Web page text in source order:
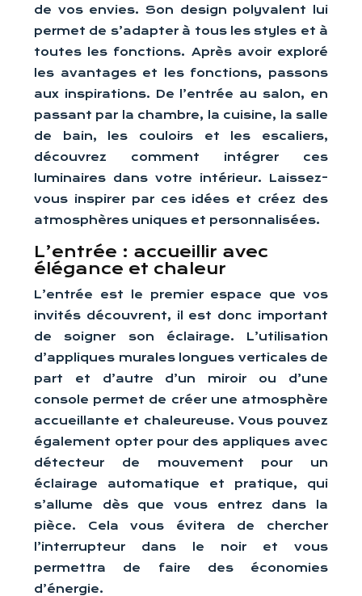
de vos envies. Son design polyvalent lui
permet de s’adapter à tous les styles et à
toutes les fonctions. Après avoir exploré
les avantages et les fonctions, passons
aux inspirations. De l’entrée au salon, en
passant par la chambre, la cuisine, la salle
de bain, les couloirs et les escaliers,
découvrez comment intégrer ces
luminaires dans votre intérieur. Laissez-
vous inspirer par ces idées et créez des
atmosphères uniques et personnalisées.
L’entrée : accueillir avec
élégance et chaleur
L’entrée est le premier espace que vos
invités découvrent, il est donc important
de soigner son éclairage. L’utilisation
d’appliques murales longues verticales de
part et d’autre d’un miroir ou d’une
console permet de créer une atmosphère
accueillante et chaleureuse. Vous pouvez
également opter pour des appliques avec
détecteur de mouvement pour un
éclairage automatique et pratique, qui
s’allume dès que vous entrez dans la
pièce. Cela vous évitera de chercher
l’interrupteur dans le noir et vous
permettra de faire des économies
d’énergie.